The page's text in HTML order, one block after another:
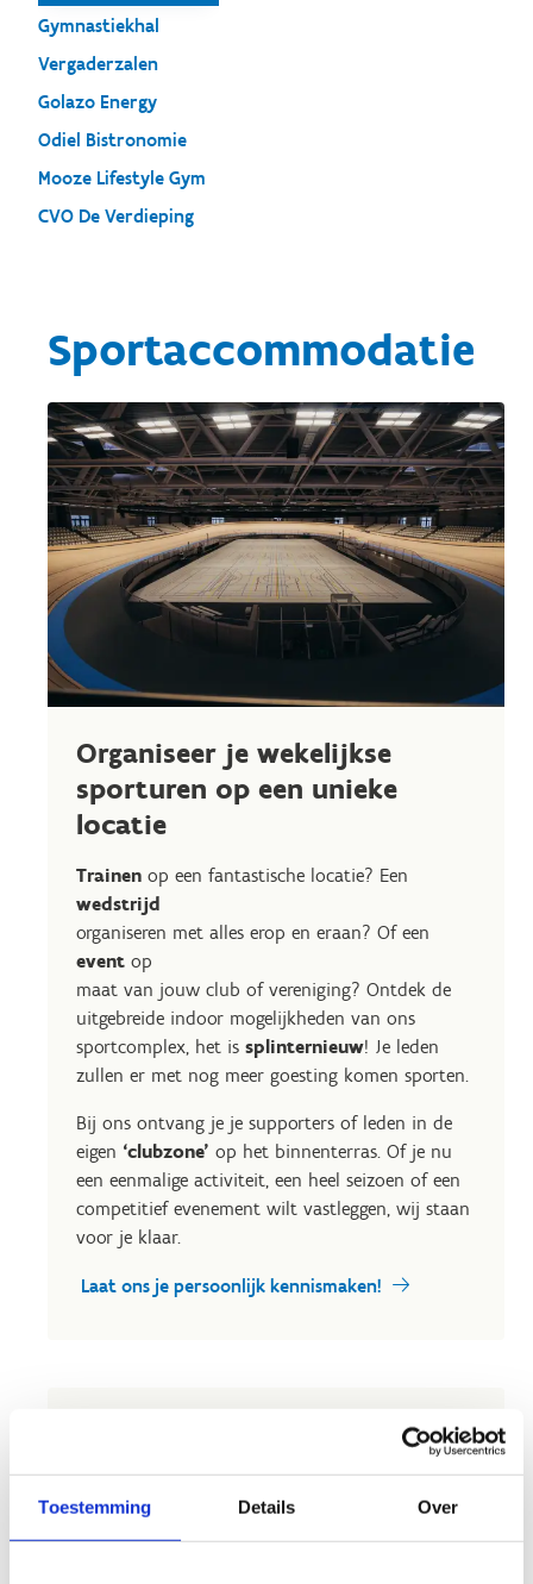
Toestemming Details Over
Gymnastiekhal
Vergaderzalen
Golazo Energy
Odiel Bistronomie
Mooze Lifestyle Gym
CVO De Verdieping
Sportaccommodatie
Organiseer je wekelijkse
sporturen op een unieke
locatie
Trainen op een fantastische locatie? Een
wedstrijd
organiseren met alles erop en eraan? Of een
event op
maat van jouw club of vereniging? Ontdek de
uitgebreide indoor mogelijkheden van ons
sportcomplex, het is splinternieuw! Je leden
zullen er met nog meer goesting komen sporten.
Bij ons ontvang je je supporters of leden in de
eigen ‘clubzone’ op het binnenterras. Of je nu
een eenmalige activiteit, een heel seizoen of een
competitief evenement wilt vastleggen, wij staan
voor je klaar.
Laat ons je persoonlijk kennismaken!
multisportterrein
Het middenplein, met een indrukwekkende
oppervlakte kan door netten onderverdeeld